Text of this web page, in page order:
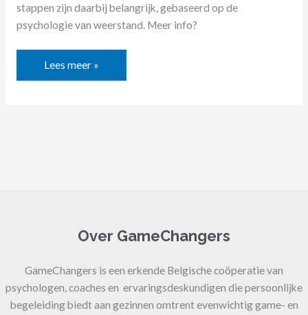
stappen zijn daarbij belangrijk, gebaseerd op de
psychologie van weerstand. Meer info?
Lees meer »
Over GameChangers
GameChangers is een erkende Belgische coöperatie van
psychologen, coaches en ervaringsdeskundigen die persoonlijke
begeleiding biedt aan gezinnen omtrent evenwichtig game- en